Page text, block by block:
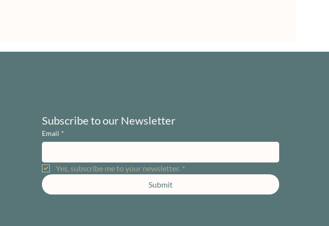
Subscribe to our Newsletter
Email *
Yes, subscribe me to your newsletter. *
Submit